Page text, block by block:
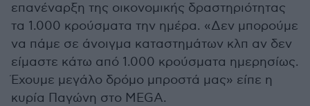
επανέναρξη της οικονομικής δραστηριότητας
τα 1.000 κρούσματα την ημέρα. «Δεν μπορούμε
να πάμε σε άνοιγμα καταστημάτων κλπ αν δεν
είμαστε κάτω από 1.000 κρούσματα ημερησίως.
Έχουμε μεγάλο δρόμο μπροστά μας» είπε η
κυρία Παγώνη στo MEGA.